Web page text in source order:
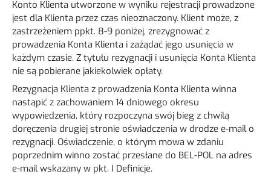
Konto Klienta utworzone w wyniku rejestracji prowadzone
jest dla Klienta przez czas nieoznaczony. Klient może, z
zastrzeżeniem ppkt. 8-9 poniżej, zrezygnować z
prowadzenia Konta Klienta i zażądać jego usunięcia w
każdym czasie. Z tytułu rezygnacji i usunięcia Konta Klienta
nie są pobierane jakiekolwiek opłaty.
Rezygnacja Klienta z prowadzenia Konta Klienta winna
nastąpić z zachowaniem 14 dniowego okresu
wypowiedzenia, który rozpoczyna swój bieg z chwilą
doręczenia drugiej stronie oświadczenia w drodze e-mail o
rezygnacji. Oświadczenie, o którym mowa w zdaniu
poprzednim winno zostać przesłane do BEL-POL na adres
e-mail wskazany w pkt. I Definicje.